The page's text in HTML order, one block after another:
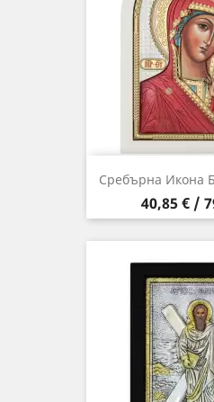
Сребърна Икона
Цена
40,85 € /